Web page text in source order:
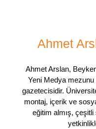
Ahmet
Ahmet Arslan,
Yeni Medya
gazetecisidir.
montaj, içerik ve
eğitim almış,